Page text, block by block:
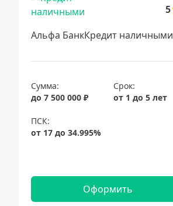
5
Альфа БанкКредит наличными
Сумма:
до 7 500 000 ₽
Срок:
от 1 до 5 лет
Оформить